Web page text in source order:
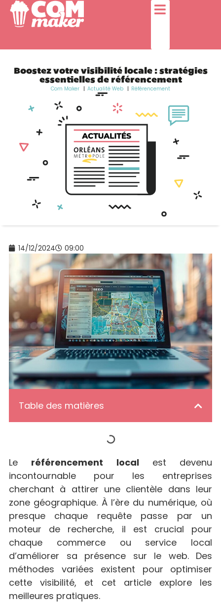
Boostez votre visibilité locale : stratégies
essentielles de référencement
Com Maker Actualité Web Référencement
14/12/2024 09:00
Table des matières
Le référencement localest devenu
incontournable pour les entreprises
cherchant à attirer une clientèle dans leur
zone géographique. À l’ère du numérique, où
presque chaque requête passe par un
moteur de recherche, il est crucial pour
chaque commerce ou service local
d’améliorer sa présence sur le web. Des
méthodes variées existent pour optimiser
cette visibilité, et cet article explore les
meilleures pratiques.